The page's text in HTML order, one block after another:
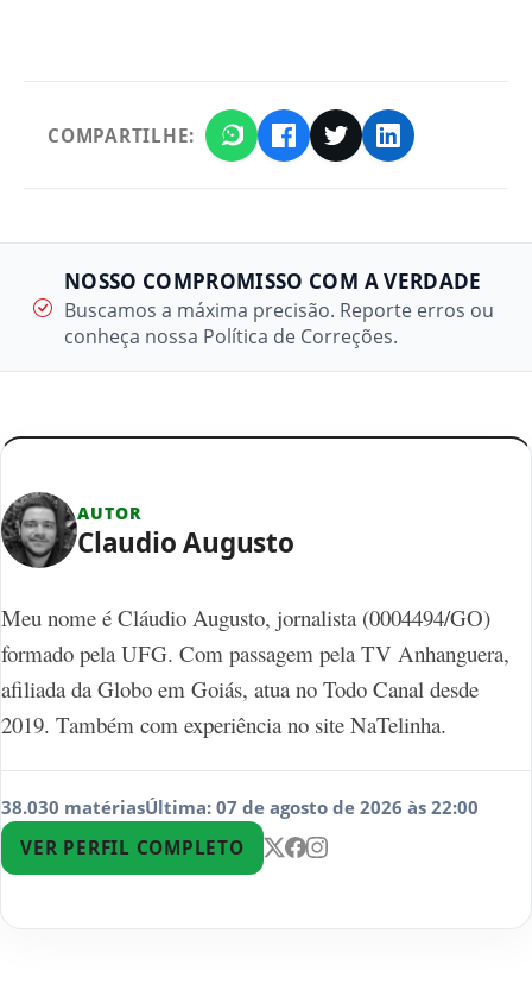
COMPARTILHE:
NOSSO COMPROMISSO COM A VERDADE
Buscamos a máxima precisão. Reporte erros ou
conheça nossa Política de Correções.
AUTOR
Claudio Augusto
Meu nome é Cláudio Augusto, jornalista (0004494/GO)
formado pela UFG. Com passagem pela TV Anhanguera,
afiliada da Globo em Goiás, atua no Todo Canal desde
2019. Também com experiência no site NaTelinha.
38.030 matériasÚltima: 07 de agosto de 2026 às 22:00
VER PERFIL COMPLETO